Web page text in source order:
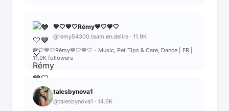
💙🤍💙🤍Rémy💙🤍💙🤍
@remy54300.team.en.delire · 11.9K
💙🤍💙🤍Rémy💙🤍💙🤍 - Music, Pet Tips & Care, Dance | FR |
11.9K followers
talesbynova1
@talesbynova1 · 14.6K